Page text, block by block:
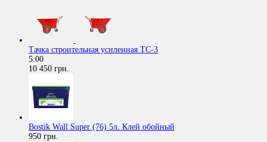
Тачка строительная усиленная ТС-3
5.00
10 450 грн.
Bostik Wall Super (76) 5л. Клей обойный
950 грн.